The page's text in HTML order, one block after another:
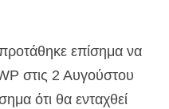
επίσημα να
στις 2 Αυγούστου
ότι θα ενταχθεί